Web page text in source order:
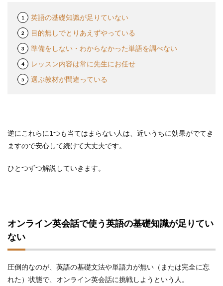
英語の基礎知識が足りていない
目的無しでとりあえずやっている
準備をしない・わからなかった単語を調べない
レッスン内容は常に先生にお任せ
選ぶ教材が間違っている
逆にこれらに1つも当てはまらない人は、近いうちに効果がでてき
ますので安心して続けて大丈夫です。
ひとつずつ解説していきます。
オンライン英会話で使う英語の基礎知識が足りてい
ない
圧倒的なのが、英語の基礎文法や単語力が無い（または完全に忘
れた）状態で、オンライン英会話に挑戦しようという人。